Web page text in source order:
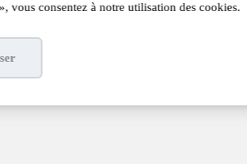
vous consentez à notre utilisation des cookies.